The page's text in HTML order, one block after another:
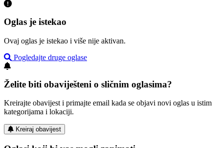
Oglas je istekao
Ovaj oglas je istekao i više nije aktivan.
Pogledajte druge oglase
Želite biti obaviješteni o sličnim oglasima?
Kreirajte obavijest i primajte email kada se objavi novi oglas u istim
kategorijama i lokaciji.
Kreiraj obavijest